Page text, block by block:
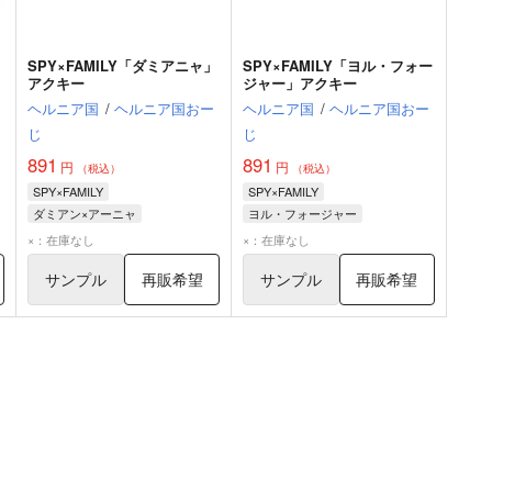
SPY×FAMILY「ダミアニャ」
アクキー
ヘルニア国 / ヘルニア国おー
じ
891 円 （税込）
SPY×FAMILY
ダミアン×アーニャ
ダミアン・デズモンド
アーニャ・フォージャー
×：在庫なし
サンプル 再販希望
SPY×FAMILY「ヨル・フォー
ジャー」アクキー
ヘルニア国 / ヘルニア国おー
じ
891 円 （税込）
SPY×FAMILY
ヨル・フォージャー
×：在庫なし
サンプル 再販希望